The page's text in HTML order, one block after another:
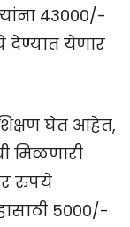
43000/-
देण्यात येणार
शिक्षण घेत आहेत,
मिळणारी
रुपये
5000/-